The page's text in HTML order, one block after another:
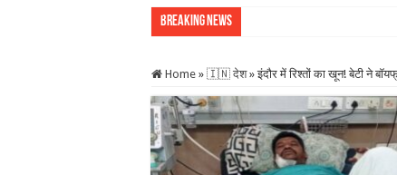
Breaking News
Home » 🇮🇳 देश » इंदौर में रिश्तों का खून! बेटी ने